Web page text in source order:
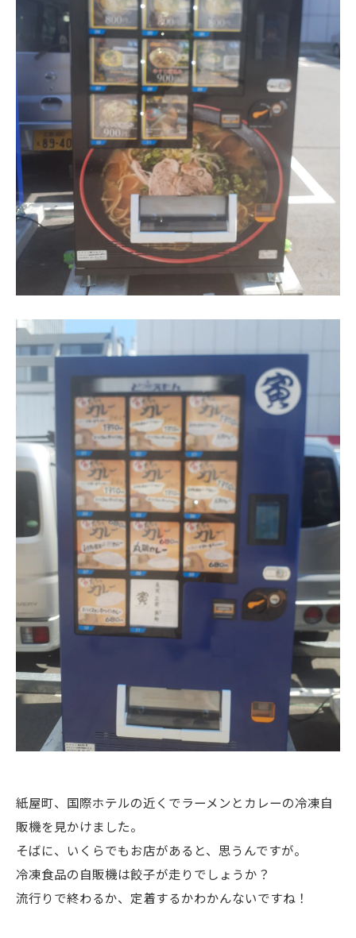
紙屋町、国際ホテルの近くでラーメンとカレーの冷凍自
販機を見かけました。
そばに、いくらでもお店があると、思うんですが。
冷凍食品の自販機は餃子が走りでしょうか？
流行りで終わるか、定着するかわかんないですね！